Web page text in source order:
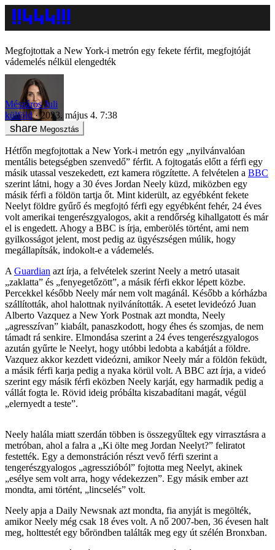
Megfojtottak a New York-i metrón egy fekete férfit, megfojtóját
vádemelés nélkül elengedték
Mészáros Juli
külföld
2023. május 4. 7:38
Megosztás
Hétfőn megfojtottak a New York-i metrón egy „nyilvánvalóan
mentális betegségben szenvedő” férfit. A fojtogatás előtt a férfi egy
másik utassal veszekedett, ezt kamera rögzítette. A felvételen a BBC
szerint látni, hogy a 30 éves Jordan Neely küzd, miközben egy
másik férfi a földön tartja őt. Mint kiderült, az egyébként fekete
Neelyt földre gyűrő és megfojtó férfi egy egyébként fehér, 24 éves
volt amerikai tengerészgyalogos, akit a rendőrség kihallgatott és már
el is engedett. Ahogy a BBC is írja, emberölés történt, ami nem
gyilkosságot jelent, most pedig az ügyészségen múlik, hogy
megállapítsák, indokolt-e a vádemelés.
A Guardian azt írja, a felvételek szerint Neely a metró utasait
„zaklatta” és „fenyegetőzött”, a másik férfi ekkor lépett közbe.
Percekkel később Neely már nem volt magánál. Később a kórházba
szállították, ahol halottnak nyilvánították. A esetet levideózó Juan
Alberto Vazquez a New York Postnak azt mondta, Neely
„agresszívan” kiabált, panaszkodott, hogy éhes és szomjas, de nem
támadt rá senkire. Elmondása szerint a 24 éves tengerészgyalogos
azután gyűrte le Neelyt, hogy utóbbi ledobta a kabátját a földre.
Vazquez akkor kezdett videózni, amikor Neely már a földön feküdt,
a másik férfi karja pedig a nyaka körül volt. A BBC azt írja, a videó
szerint egy másik férfi eközben Neely karját, egy harmadik pedig a
vállát fogta le. Rövid ideig próbálta kiszabadítani magát, végül
„elernyedt a teste”.
Neely halála miatt szerdán többen is összegyűltek egy virrasztásra a
metróban, ahol a falra a „Ki ölte meg Jordan Neelyt?” feliratot
festették. Egy a demonstráción részt vevő férfi szerint a
tengerészgyalogos „agresszióból” fojtotta meg Neelyt, akinek
„esélye sem volt arra, hogy védekezzen”. Egy másik ember azt
mondta, ami történt, „lincselés” volt.
Neely apja a Daily Newsnak azt mondta, fia anyját is megölték,
amikor Neely még csak 18 éves volt. A nő 2007-ben, 36 évesen halt
meg, holttestét egy bőröndben találták meg egy út szélén Bronxban.